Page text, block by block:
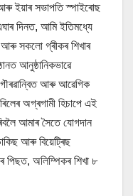
ইয়াৰ সভাপতি স্পাইৰোছ
দিনত, আমি ইতিমধ্যে
আৰু সকলো গ্ৰীকৰ শিখাৰ
আনুষ্ঠানিকভাৱে
আৰু আৱেগিক
অগ্ৰগামী হিচাপে এই
আমাৰ সৈতে যোগদান
আৰু বিয়েট্ৰিছ
পিছত, অলিম্পিকৰ শিখা ৮